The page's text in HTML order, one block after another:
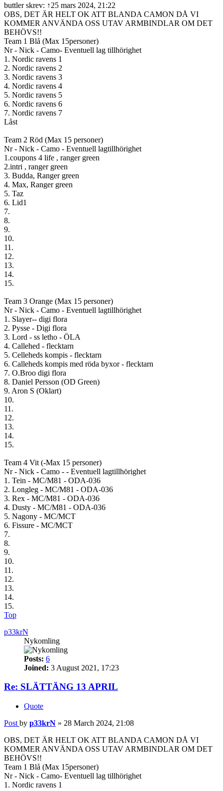
buttler skrev: ↑25 mars 2024, 21:22
OBS, DET ÄR HELT OK ATT BLANDA CAMON DÅ VI
KOMMER ANVÄNDA OSS UTAV ARMBINDLAR OM DET
BEHÖVS!!
Team 1 Blå (Max 15personer)
Nr - Nick - Camo- Eventuell lag tillhörighet
1. Nordic ravens 1
2. Nordic ravens 2
3. Nordic ravens 3
4. Nordic ravens 4
5. Nordic ravens 5
6. Nordic ravens 6
7. Nordic ravens 7
Låst
Team 2 Röd (Max 15 personer)
Nr - Nick - Camo - Eventuell lagtillhörighet
1.coupons 4 life , ranger green
2.intri , ranger green
3. Budda, Ranger green
4. Max, Ranger green
5. Taz
6. Lid1
7.
8.
9.
10.
11.
12.
13.
14.
15.
Team 3 Orange (Max 15 personer)
Nr - Nick - Camo - Eventuell lagtillhörighet
1. Slayer-- digi flora
2. Pysse - Digi flora
3. Lord - ss letho - ÖLA
4. Callehed - flecktarn
5. Celleheds kompis - flecktarn
6. Calleheds kompis med röda byxor - flecktarn
7. O.Broo digi flora
8. Daniel Persson (OD Green)
9. Aron S (Oklart)
10.
11.
12.
13.
14.
15.
Team 4 Vit (-Max 15 personer)
Nr - Nick - Camo - - Eventuell lagtillhörighet
1. Tein - MC/M81 - ODA-036
2. Longleg - MC/M81 - ODA-036
3. Rex - MC/M81 - ODA-036
4. Dusty - MC/M81 - ODA-036
5. Nagony - MC/MCT
6. Fissure - MC/MCT
7.
8.
9.
10.
11.
12.
13.
14.
15.
Top
p33krN
Nykomling
Posts: 6
Joined: 3 August 2021, 17:23
Re: SLÄTTÄNG 13 APRIL
Quote
Post by p33krN » 28 March 2024, 21:08
OBS, DET ÄR HELT OK ATT BLANDA CAMON DÅ VI
KOMMER ANVÄNDA OSS UTAV ARMBINDLAR OM DET
BEHÖVS!!
Team 1 Blå (Max 15personer)
Nr - Nick - Camo- Eventuell lag tillhörighet
1. Nordic ravens 1